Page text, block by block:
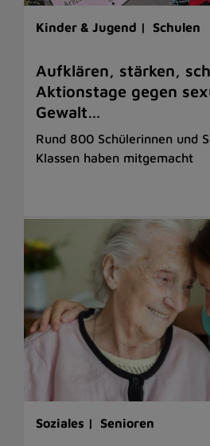
Kinder & Jugend | Schulen
Aufklären, stärken,
Aktionstage gegen
Gewalt…
Rund 800 Schülerinnen und
Klassen haben mitgemacht
Soziales | Senioren